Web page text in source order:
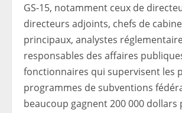
GS-15, notamment ceux de
directeurs adjoints, chefs de
principaux, analystes
responsables des affaires
fonctionnaires qui supervisent les
programmes de subventions
beaucoup gagnent 200 000 dollars